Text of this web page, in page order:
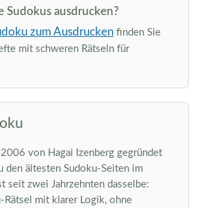
Sudokus ausdrucken?
zum Ausdrucken finden Sie
mit schweren Rätseln für
von Hagai Izenberg gegründet
den ältesten Sudoku-Seiten im
seit zwei Jahrzehnten dasselbe:
Rätsel mit klarer Logik, ohne